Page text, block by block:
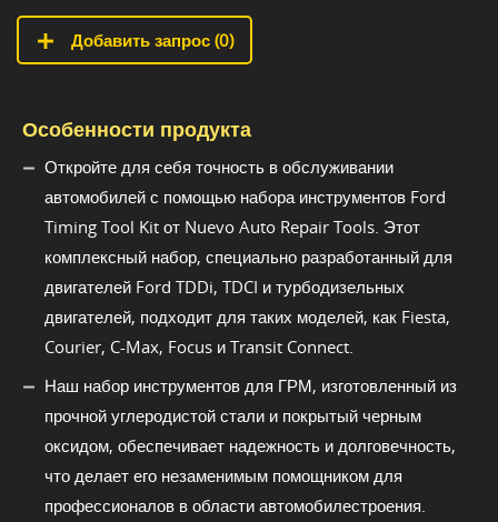
Добавить запрос (0)
Особенности продукта
Откройте для себя точность в обслуживании
автомобилей с помощью набора инструментов Ford
Timing Tool Kit от Nuevo Auto Repair Tools. Этот
комплексный набор, специально разработанный для
двигателей Ford TDDi, TDCI и турбодизельных
двигателей, подходит для таких моделей, как Fiesta,
Courier, C-Max, Focus и Transit Connect.
Наш набор инструментов для ГРМ, изготовленный из
прочной углеродистой стали и покрытый черным
оксидом, обеспечивает надежность и долговечность,
что делает его незаменимым помощником для
профессионалов в области автомобилестроения.